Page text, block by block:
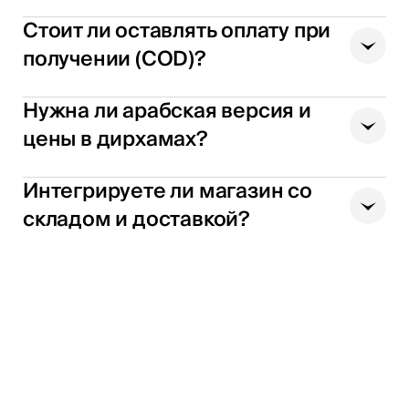
Стоит ли оставлять оплату при
получении (COD)?
Нужна ли арабская версия и
цены в дирхамах?
Интегрируете ли магазин со
складом и доставкой?